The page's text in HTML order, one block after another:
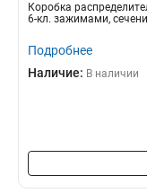
Коробка
6-кл. зажимами,
Подробнее
Наличие: В наличии